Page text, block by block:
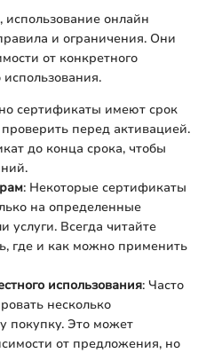
онлайн
и ограничения. Они
от конкретного
сертификаты имеют срок
проверить перед активацией.
до конца срока, чтобы
: Некоторые сертификаты
на определенные
услуги. Всегда читайте
где и как можно применить
использования: Часто
несколько
покупку. Это может
от предложения, но